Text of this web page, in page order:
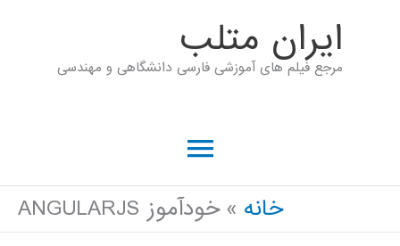
ايران متلب
مرجع فیلم های آموزشی فارسی دانشگاهی و مهندسی
فهرست
اصلی
خانه خودآموز ANGULARJS